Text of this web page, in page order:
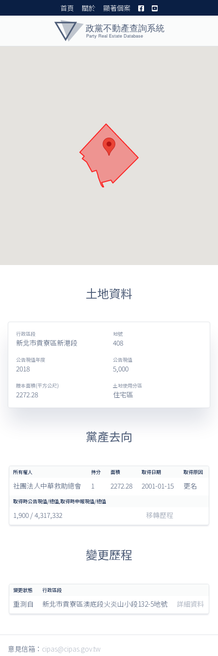
首頁 關於 顯著個案
土地資料
行政區段
新北市貢寮區新港段
地號
408
公告現值年度
2018
公告現值
5,000
謄本面積(平方公尺)
2272.28
土地使用分區
住宅區
黨產去向
社團法人中華救助總會 1 2272.28 2001-01-15 更名
1,900 / 4,317,332 移轉歷程
變更歷程
重測自 新北市貢寮區澳底段火炎山小段132-5地號 詳細資料
意見信箱： cipas@cipas.gov.tw